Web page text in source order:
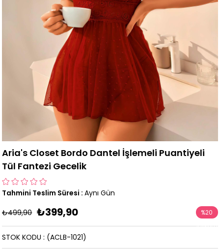
Aria's Closet Bordo Dantel İşlemeli Puantiyeli
Tül Fantezi Gecelik
Tahmini Teslim Süresi : Aynı Gün
₺499,90 ₺399,90 %20
İndirim
(ACLB-1021)
STOK KODU